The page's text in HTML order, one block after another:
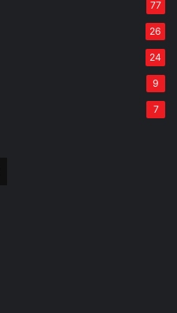
77
26
24
9
7